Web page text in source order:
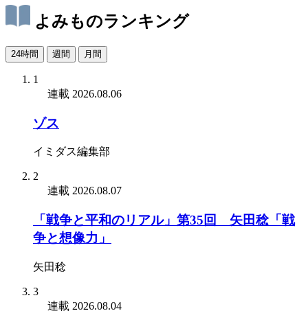
よみものランキング
24時間 週間 月間
1
連載 2026.08.06
ゾス
イミダス編集部
2
連載 2026.08.07
「戦争と平和のリアル」第35回 矢田稔「戦
争と想像力」
矢田稔
3
連載 2026.08.04